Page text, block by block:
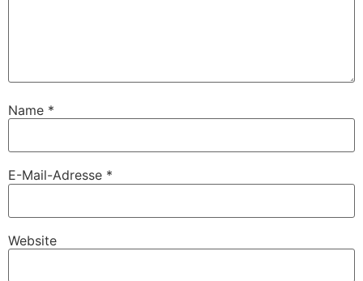
Name *
E-Mail-Adresse *
Website